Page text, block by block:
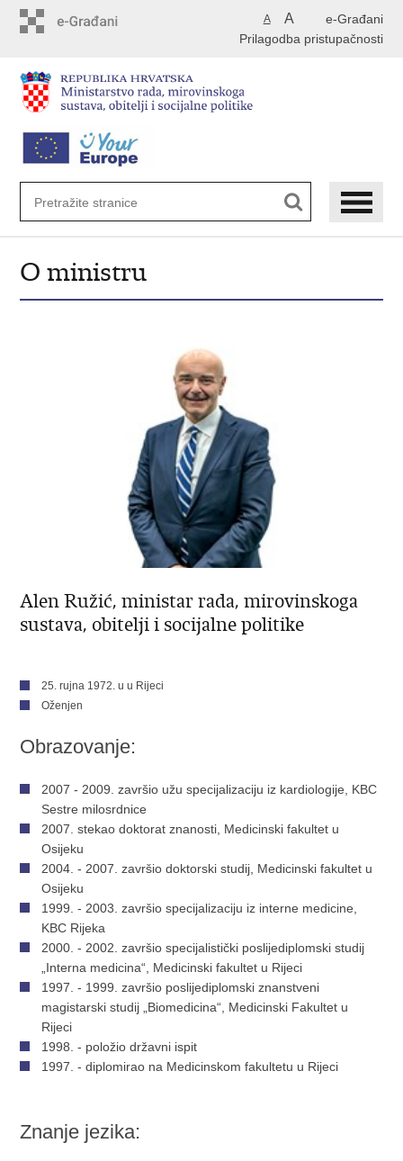
e-Građani
A A
Prilagodba pristupačnosti
O ministru
Alen Ružić, ministar rada, mirovinskoga
sustava, obitelji i socijalne politike
25. rujna 1972. u u Rijeci
Oženjen
Obrazovanje:
2007 - 2009. završio užu specijalizaciju iz kardiologije, KBC
Sestre milosrdnice
2007. stekao doktorat znanosti, Medicinski fakultet u
Osijeku
2004. - 2007. završio doktorski studij, Medicinski fakultet u
Osijeku
1999. - 2003. završio specijalizaciju iz interne medicine,
KBC Rijeka
2000. - 2002. završio specijalistički poslijediplomski studij
„Interna medicina“, Medicinski fakultet u Rijeci
1997. - 1999. završio poslijediplomski znanstveni
magistarski studij „Biomedicina“, Medicinski Fakultet u
Rijeci
1998. - položio državni ispit
1997. - diplomirao na Medicinskom fakultetu u Rijeci
Znanje jezika: